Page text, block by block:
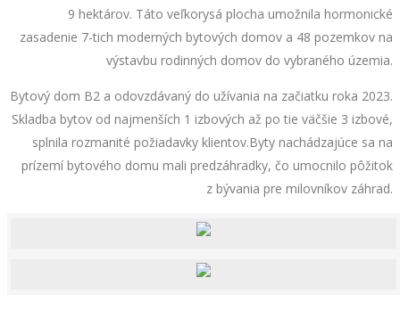
9 hektárov. Táto veľkorysá plocha umožnila hormonické
zasadenie 7-tich moderných bytových domov a 48 pozemkov na
výstavbu rodinných domov do vybraného územia.
Bytový dom B2 a odovzdávaný do užívania na začiatku roka 2023.
Skladba bytov od najmenších 1 izbových až po tie väčšie 3 izbové,
splnila rozmanité požiadavky klientov.Byty nachádzajúce sa na
prízemí bytového domu mali predzáhradky, čo umocnilo pôžitok
z bývania pre milovníkov záhrad.